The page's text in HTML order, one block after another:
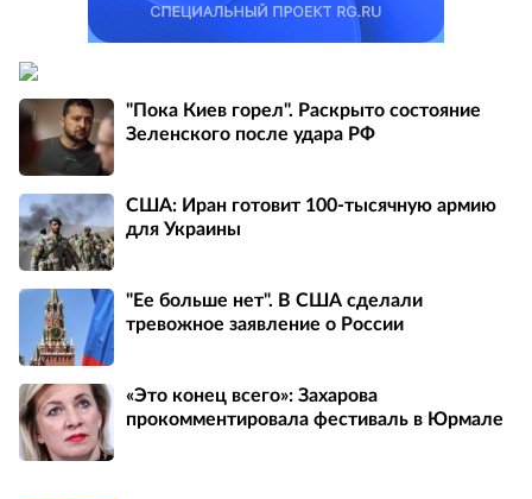
"Пока Киев горел". Раскрыто состояние
Зеленского после удара РФ
США: Иран готовит 100-тысячную армию
для Украины
"Ее больше нет". В США сделали
тревожное заявление о России
«Это конец всего»: Захарова
прокомментировала фестиваль в Юрмале